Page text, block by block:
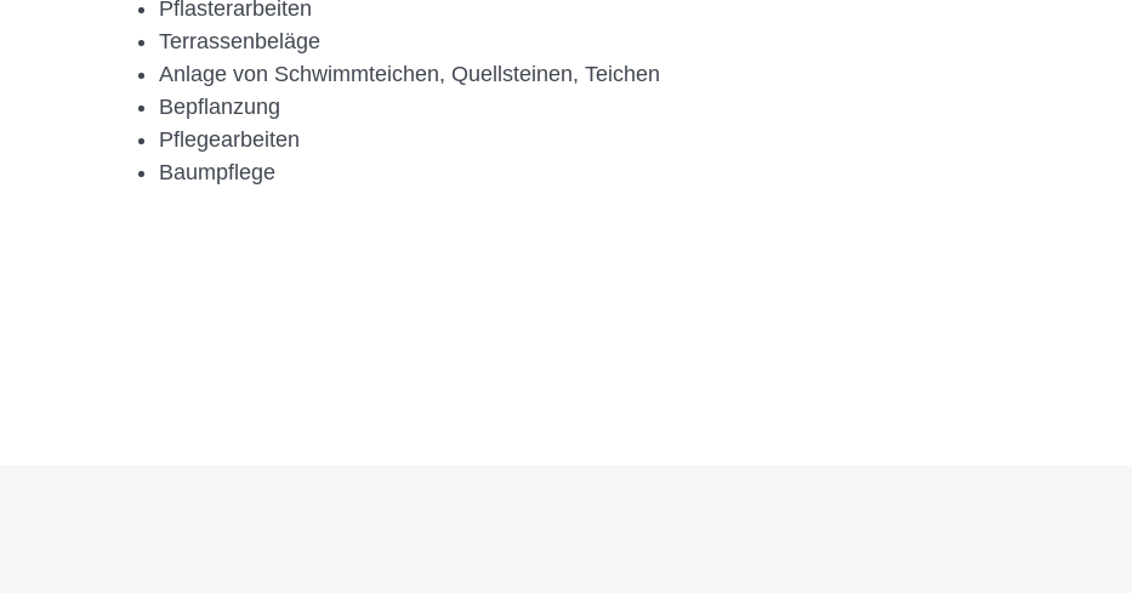
Pflasterarbeiten
Terrassenbeläge
Anlage von Schwimmteichen, Quellsteinen, Teichen
Bepflanzung
Pflegearbeiten
Baumpflege